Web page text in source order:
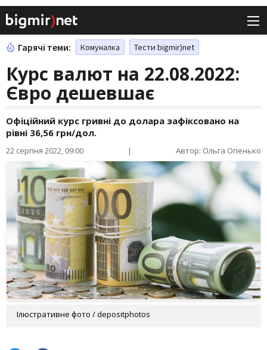
Гарячі теми: Комуналка Тести bigmir)net
Курс валют на 22.08.2022:
Євро дешевшає
Офіційний курс гривні до долара зафіксовано на
рівні 36,56 грн/дол.
22 серпня 2022, 09:00 | Автор: Ольга Опенько
Ілюстративне фото / depositphotos